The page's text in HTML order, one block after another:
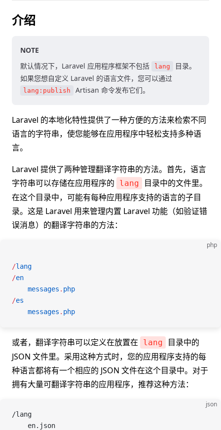
介绍
NOTE
默认情况下，Laravel 应用程序框架不包括
lang
目录。
如果您想自定义 Laravel 的语言文件，您可以通过
lang:publish Artisan 命令发布它们。
Laravel 的本地化特性提供了一种方便的方法来检索不同
语言的字符串，使您能够在应用程序中轻松支持多种语
言。
Laravel 提供了两种管理翻译字符串的方法。首先，语言
字符串可以存储在应用程序的
lang
目录中的文件里。
在这个目录中，可能有每种应用程序支持的语言的子目
录。这是 Laravel 用来管理内置 Laravel 功能（如验证错
误消息）的翻译字符串的方法：
php
/lang
/en
    messages
. php
/es
    messages
. php
或者，翻译字符串可以定义在放置在 lang
目录中的
JSON 文件里。采用这种方式时，您的应用程序支持的每
种语言都将有一个相应的 JSON 文件在这个目录中。对于
拥有大量可翻译字符串的应用程序，推荐这种方法：
json
/lang
    en.json